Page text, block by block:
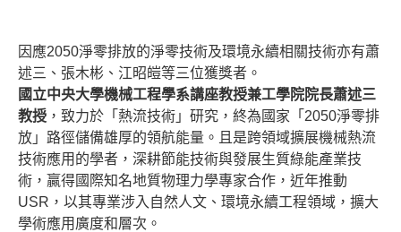
因應2050淨零排放的淨零技術及環境永續相關技術亦有蕭
述三、張木彬、江昭皚等三位獲獎者。
國立中央大學機械工程學系講座教授兼工學院院長蕭述三
教授 ，致力於「熱流技術」研究，終為國家「2050淨零排
放」路徑儲備雄厚的領航能量。且是跨領域擴展機械熱流
技術應用的學者，深耕節能技術與發展生質綠能產業技
術，贏得國際知名地質物理力學專家合作，近年推動
USR，以其專業涉入自然人文、環境永續工程領域，擴大
學術應用廣度和層次。